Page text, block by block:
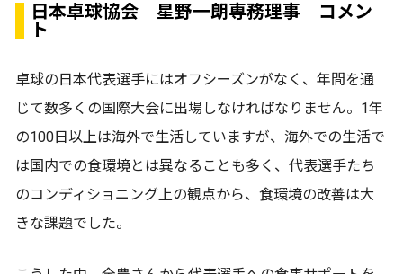
日本卓球協会 星野一朗専務理事 コメン
ト
卓球の日本代表選手にはオフシーズンがなく、年間を通
じて数多くの国際大会に出場しなければなりません。1年
の100日以上は海外で生活していますが、海外での生活で
は国内での食環境とは異なることも多く、代表選手たち
のコンディショニング上の観点から、食環境の改善は大
きな課題でした。